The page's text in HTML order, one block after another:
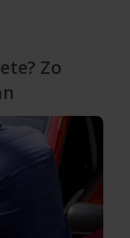
Zo